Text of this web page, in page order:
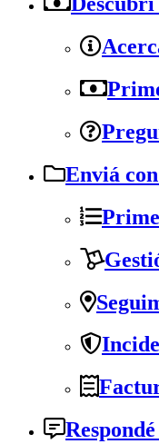
Enviá